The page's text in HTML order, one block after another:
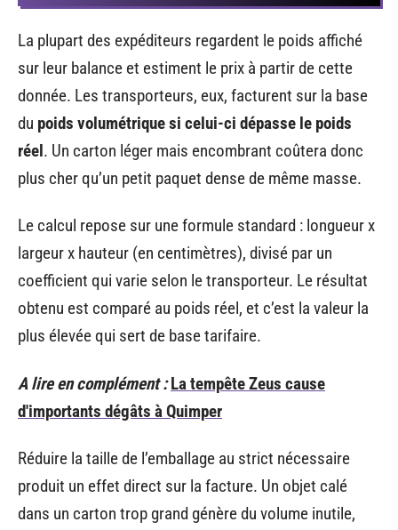
La plupart des expéditeurs regardent le poids affiché
sur leur balance et estiment le prix à partir de cette
donnée. Les transporteurs, eux, facturent sur la base
du poids volumétrique si celui-ci dépasse le poids
réel. Un carton léger mais encombrant coûtera donc
plus cher qu’un petit paquet dense de même masse.
Le calcul repose sur une formule standard : longueur x
largeur x hauteur (en centimètres), divisé par un
coefficient qui varie selon le transporteur. Le résultat
obtenu est comparé au poids réel, et c’est la valeur la
plus élevée qui sert de base tarifaire.
A lire en complément : La tempête Zeus cause
d'importants dégâts à Quimper
Réduire la taille de l’emballage au strict nécessaire
produit un effet direct sur la facture. Un objet calé
dans un carton trop grand génère du volume inutile,